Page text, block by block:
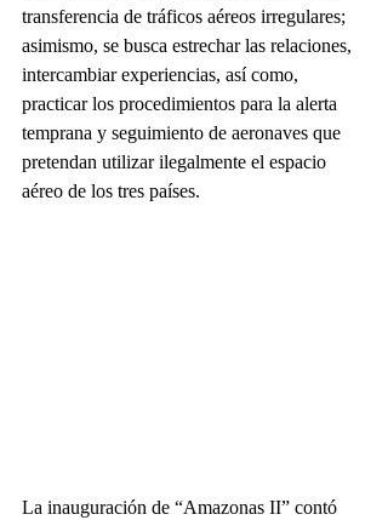
transferencia de tráficos aéreos irregulares;
asimismo, se busca estrechar las relaciones,
intercambiar experiencias, así como,
practicar los procedimientos para la alerta
temprana y seguimiento de aeronaves que
pretendan utilizar ilegalmente el espacio
aéreo de los tres países.
La inauguración de “Amazonas II” contó